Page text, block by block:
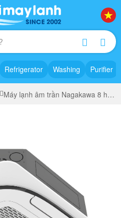
Refrigerator Washing Purifier
Máy lạnh âm trần Nagakawa 8 hướng gió NT-C36R1T20 4Hp (4 ngựa) 36000Btu